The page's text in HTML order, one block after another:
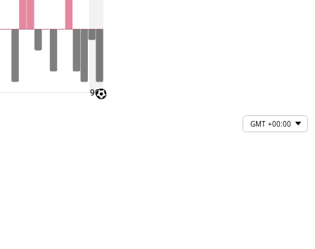
90 '
GMT +00:00